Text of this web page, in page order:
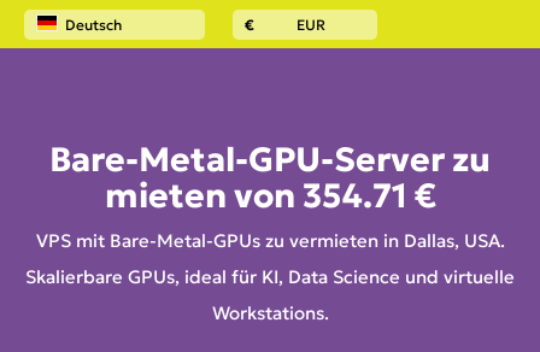
Deutsch € EUR
Startseite GPU-Server
Bare-Metal-GPU-Server zu
mieten von 354.71 €
VPS mit Bare-Metal-GPUs zu vermieten in Dallas, USA.
Skalierbare GPUs, ideal für KI, Data Science und virtuelle
Workstations.